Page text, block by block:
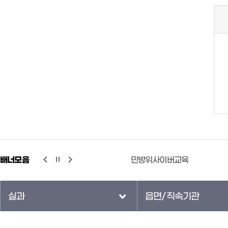
배너모음민방위사이버교육 국민연금공단
실과 읍면/직속기관